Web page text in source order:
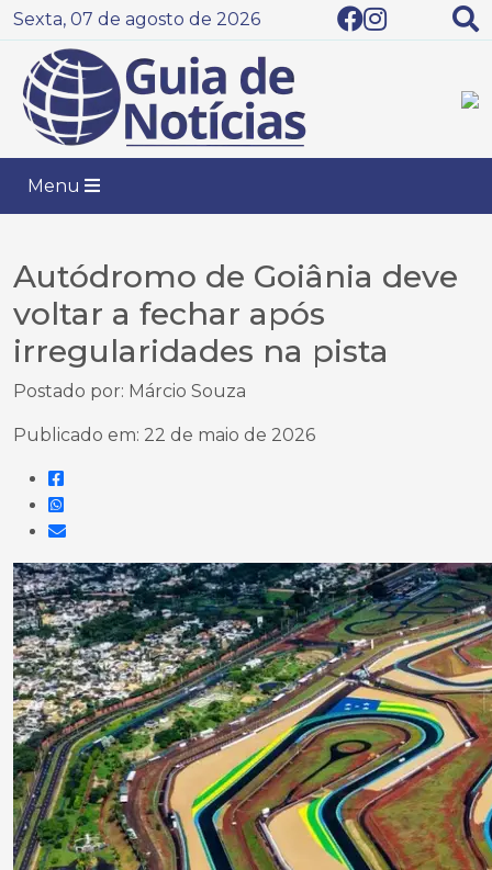
Sexta, 07 de agosto de 2026
Menu
Autódromo de Goiânia deve
voltar a fechar após
irregularidades na pista
Postado por: Márcio Souza
Publicado em: 22 de maio de 2026